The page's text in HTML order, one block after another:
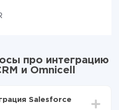
про интеграцию
и Omnicell
Salesforce